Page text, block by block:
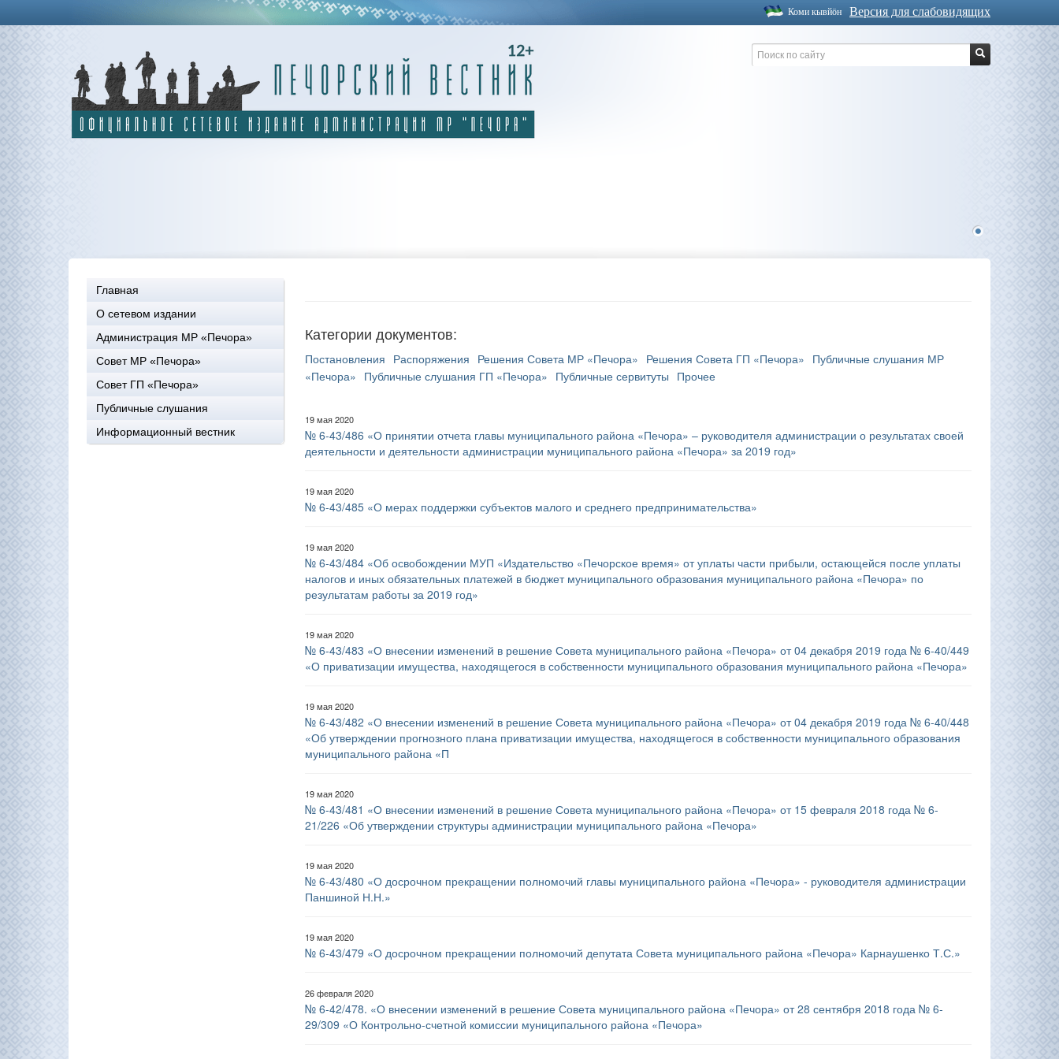
Версия для слабовидящих
Коми кывйöн
1
Главная
О сетевом издании
Администрация МР «Печора»
Совет МР «Печора»
Совет ГП «Печора»
Публичные слушания
Информационный вестник
Категории документов:
Постановления Распоряжения Решения Совета МР «Печора» Решения Совета ГП «Печора» Публичные слушания МР
«Печора» Публичные слушания ГП «Печора» Публичные сервитуты Прочее
19 мая 2020
№ 6-43/486 «О принятии отчета главы муниципального района «Печора» – руководителя администрации о результатах своей
деятельности и деятельности администрации муниципального района «Печора» за 2019 год»
19 мая 2020
№ 6-43/485 «О мерах поддержки субъектов малого и среднего предпринимательства»
19 мая 2020
№ 6-43/484 «Об освобождении МУП «Издательство «Печорское время» от уплаты части прибыли, остающейся после уплаты
налогов и иных обязательных платежей в бюджет муниципального образования муниципального района «Печора» по
результатам работы за 2019 год»
19 мая 2020
№ 6-43/483 «О внесении изменений в решение Совета муниципального района «Печора» от 04 декабря 2019 года № 6-40/449
«О приватизации имущества, находящегося в собственности муниципального образования муниципального района «Печора»
19 мая 2020
№ 6-43/482 «О внесении изменений в решение Совета муниципального района «Печора» от 04 декабря 2019 года № 6-40/448
«Об утверждении прогнозного плана приватизации имущества, находящегося в собственности муниципального образования
муниципального района «П
19 мая 2020
№ 6-43/481 «О внесении изменений в решение Совета муниципального района «Печора» от 15 февраля 2018 года № 6-
21/226 «Об утверждении структуры администрации муниципального района «Печора»
19 мая 2020
№ 6-43/480 «О досрочном прекращении полномочий главы муниципального района «Печора» - руководителя администрации
Паншиной Н.Н.»
19 мая 2020
№ 6-43/479 «О досрочном прекращении полномочий депутата Совета муниципального района «Печора» Карнаушенко Т.С.»
26 февраля 2020
№ 6-42/478. «О внесении изменений в решение Совета муниципального района «Печора» от 28 сентября 2018 года № 6-
29/309 «О Контрольно-счетной комиссии муниципального района «Печора»